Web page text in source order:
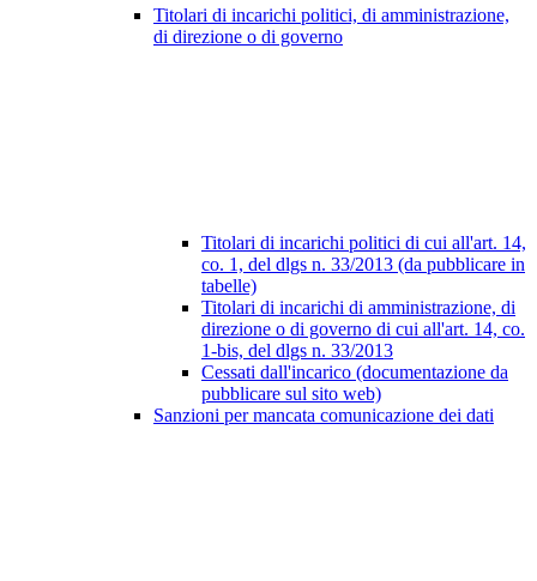
Titolari di incarichi politici, di amministrazione,
di direzione o di governo
Titolari di incarichi politici di cui all'art. 14,
co. 1, del dlgs n. 33/2013 (da pubblicare in
tabelle)
Titolari di incarichi di amministrazione, di
direzione o di governo di cui all'art. 14, co.
1-bis, del dlgs n. 33/2013
Cessati dall'incarico (documentazione da
pubblicare sul sito web)
Sanzioni per mancata comunicazione dei dati